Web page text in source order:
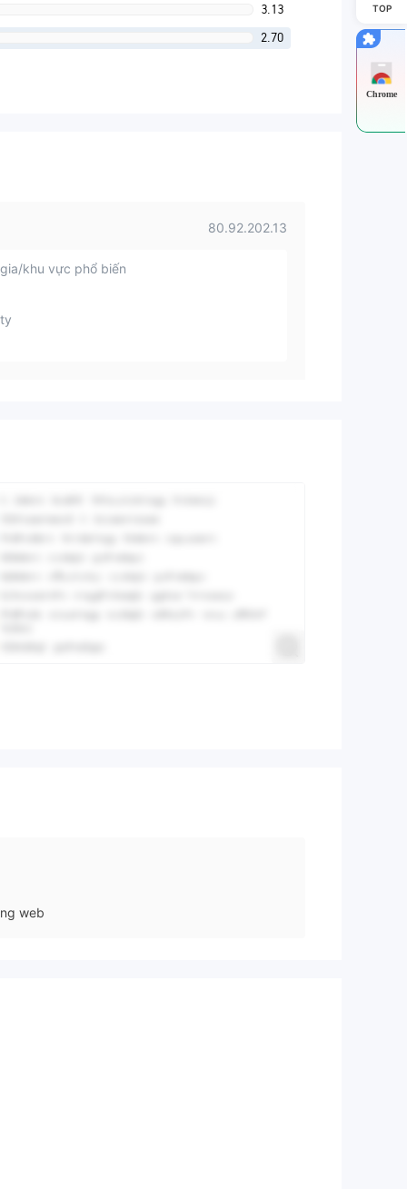
3.13
2.70
80.92.202.13
khu vực phổ biến
web
TOP
Chrome